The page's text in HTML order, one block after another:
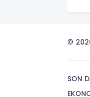
©
SON